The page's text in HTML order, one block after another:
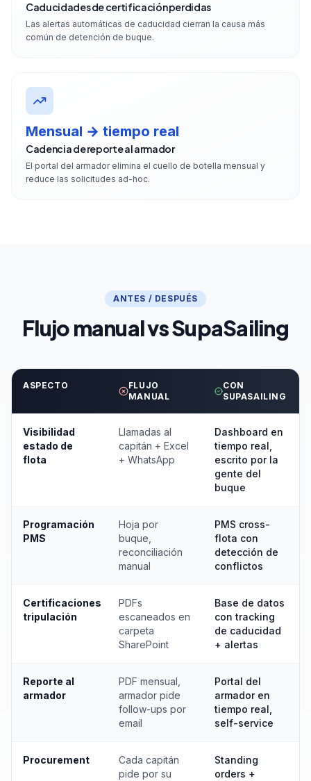
Caducidades de certificación perdidas
Las alertas automáticas de caducidad cierran la causa más
común de detención de buque.
Mensual → tiempo real
Cadencia de reporte al armador
El portal del armador elimina el cuello de botella mensual y
reduce las solicitudes ad-hoc.
ANTES / DESPUÉS
Flujo manual vs SupaSailing
ASPECTO
FLUJO
MANUAL
CON
SUPASAILING
Visibilidad
estado de
flota
Llamadas al
capitán + Excel
+ WhatsApp
Dashboard en
tiempo real,
escrito por la
gente del
buque
Programación
PMS
Hoja por
buque,
reconciliación
manual
PMS cross-
flota con
detección de
conflictos
Certificaciones
tripulación
PDFs
escaneados en
carpeta
SharePoint
Base de datos
con tracking
de caducidad
+ alertas
Reporte al
armador
PDF mensual,
armador pide
follow-ups por
email
Portal del
armador en
tiempo real,
self-service
Procurement
Cada capitán
pide por su
Standing
orders +